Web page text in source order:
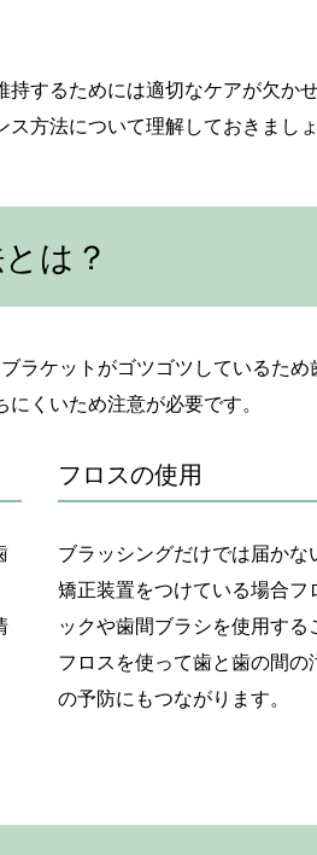
するためには適切なケアが欠かせ
方法について理解しておきましょ
は？
ラケットがゴツゴツしているため
くいため注意が必要です。
フロスの使用
ブラッシングだけでは届かな
矯正装置をつけている場合
ックや歯間ブラシを使用する
フロスを使って歯と歯の間
の予防にもつながります。